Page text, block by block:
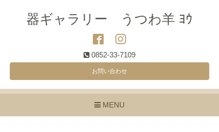
器ギャラリー うつわ羊 ﾖｳ
0852-33-7109
お問い合わせ
MENU